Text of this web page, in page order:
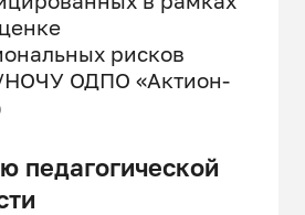
рисков
НОЧУ ОДПО «Актион-
педагогической